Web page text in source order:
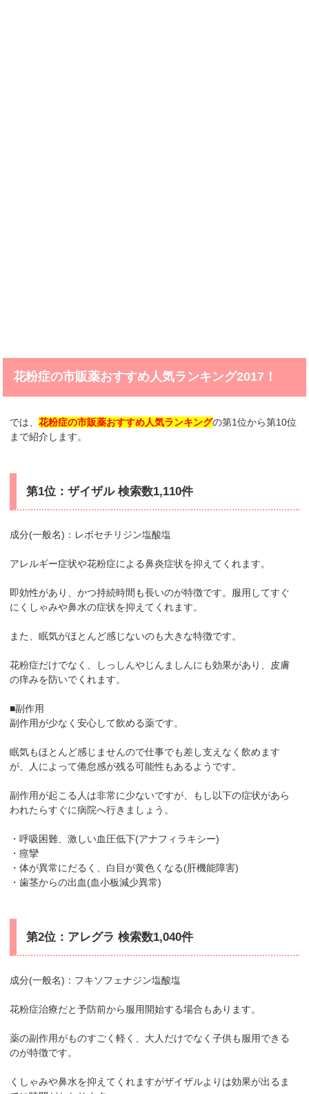
花粉症の市販薬おすすめ人気ランキング2017！
では、花粉症の市販薬おすすめ人気ランキングの第1位から第10位
まで紹介します。
第1位：ザイザル 検索数1,110件
成分(一般名)：レボセチリジン塩酸塩
アレルギー症状や花粉症による鼻炎症状を抑えてくれます。
即効性があり、かつ持続時間も長いのが特徴です。服用してすぐ
にくしゃみや鼻水の症状を抑えてくれます。
また、眠気がほとんど感じないのも大きな特徴です。
花粉症だけでなく、しっしんやじんましんにも効果があり、皮膚
の痒みを防いでくれます。
■副作用
副作用が少なく安心して飲める薬です。
眠気もほとんど感じませんので仕事でも差し支えなく飲めます
が、人によって倦怠感が残る可能性もあるようです。
副作用が起こる人は非常に少ないですが、もし以下の症状があら
われたらすぐに病院へ行きましょう。
・呼吸困難、激しい血圧低下(アナフィラキシー)
・痙攣
・体が異常にだるく、白目が黄色くなる(肝機能障害)
・歯茎からの出血(血小板減少異常)
第2位：アレグラ 検索数1,040件
成分(一般名)：フキソフェナジン塩酸塩
花粉症治療だと予防前から服用開始する場合もあります。
薬の副作用がものすごく軽く、大人だけでなく子供も服用できる
のが特徴です。
くしゃみや鼻水を抑えてくれますがザイザルよりは効果が出るま